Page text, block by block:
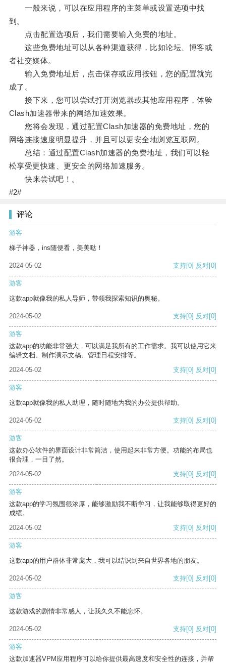
一般来说，可以在应用程序的主菜单或设置选项中找
到。
点击配置选项后，我们需要输入免费的地址。
这些免费地址可以从各种渠道获得，比如论坛、博客或
者社交媒体。
输入免费地址后，点击保存或应用按钮，您的配置就完
成了。
接下来，您可以尝试打开浏览器或其他应用程序，体验
Clash加速器带来的网络加速效果。
您将会发现，通过配置Clash加速器的免费地址，您的
网络连接速度明显提升，并且可以更安全地浏览互联网。
总结：通过配置Clash加速器的免费地址，我们可以轻
松享受更快速、更安全的网络加速服务。
快来尝试吧！。
#2#
评论
游客
梯子神器，ins随便看，美美哒！
2024-05-02 支持[0] 反对[0]
游客
这款app就像我的私人导师，带领我探索知识的奥秘。
2024-05-02 支持[0] 反对[0]
游客
这款app的功能非常强大，可以满足我所有的工作需求。我可以使用它来
编辑文档、制作演示文稿、管理日程安排等。
2024-05-02
支持[0] 反对[0]
游客
这款app就像我的私人助理，随时随地为我的办公提供帮助。
2024-05-02 支持[0] 反对[0]
游客
这款办公软件的界面设计非常简洁，使用起来非常方便。功能的布局也
很合理，一目了然。
2024-05-02
支持[0] 反对[0]
游客
这款app的学习氛围很浓厚，能够激励我不断学习，让我能够取得更好的
成绩。
2024-05-02
支持[0] 反对[0]
游客
这款app的用户群体非常庞大，我可以结识到来自世界各地的朋友。
2024-05-02 支持[0] 反对[0]
游客
这款游戏的剧情非常感人，让我久久不能忘怀。
2024-05-02 支持[0] 反对[0]
游客
这款加速器VPM应用程序可以给你提供最高速度和安全性的连接，并帮